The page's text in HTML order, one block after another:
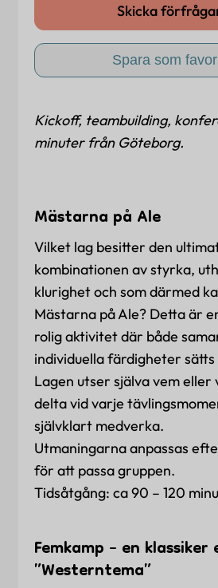
Skicka
Spara som
Kickoff, teambuilding,
minuter från Göteborg.
Mästarna på Ale
Vilket lag besitter den
kombinationen av styrka,
klurighet och som därmed
Mästarna på Ale? Detta är
rolig aktivitet där både
individuella färdigheter sätts
Lagen utser själva vem eller
delta vid varje
självklart medverka.
Utmaningarna anpassas
för att passa gruppen.
Tidsåtgång: ca 90 – 120
Femkamp – en
”Westerntema”